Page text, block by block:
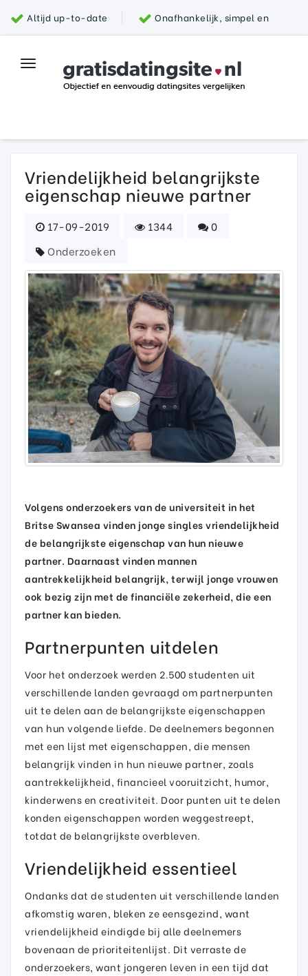
Altijd up-to-date Onafhankelijk, simpel en
Top datingsite
Parship
Toggle
navigation
Vriendelijkheid belangrijkste
eigenschap nieuwe partner
17-09-2019 1344
0
Onderzoeken
Volgens onderzoekers van de universiteit in het
Britse Swansea vinden jonge singles vriendelijkheid
de belangrijkste eigenschap van hun nieuwe
partner. Daarnaast vinden mannen
aantrekkelijkheid belangrijk, terwijl jonge vrouwen
ook bezig zijn met de financiële zekerheid, die een
partner kan bieden.
Partnerpunten uitdelen
Voor het onderzoek werden 2.500 studenten uit
verschillende landen gevraagd om partnerpunten
uit te delen aan de belangrijkste eigenschappen
van hun volgende liefde. De deelnemers begonnen
met een lijst met eigenschappen, die mensen
belangrijk vinden in hun nieuwe partner, zoals
aantrekkelijkheid, financieel vooruitzicht, humor,
kinderwens en creativiteit. Door punten uit te delen
konden eigenschappen worden weggestreept,
totdat de belangrijkste overbleven.
Vriendelijkheid essentieel
Ondanks dat de studenten uit verschillende landen
afkomstig waren, bleken ze eensgezind, want
vriendelijkheid eindigde bij alle deelnemers
bovenaan de prioriteitenlijst. Dit verraste de
onderzoekers, want jongeren leven in een tijd dat